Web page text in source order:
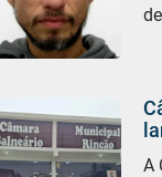
A